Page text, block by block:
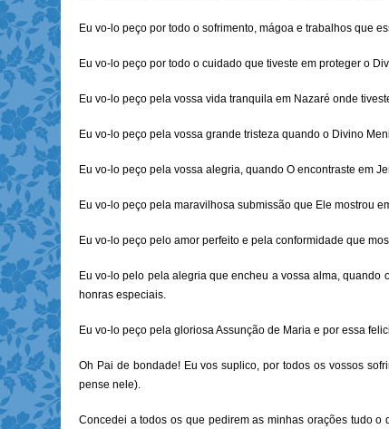
Eu vo-lo peço por todo o sofrimento, mágoa e trabalhos que
Eu vo-lo peço por todo o cuidado que tiveste em proteger o
Eu vo-lo peço pela vossa vida tranquila em Nazaré onde
Eu vo-lo peço pela vossa grande tristeza quando o Divino
Eu vo-lo peço pela vossa alegria, quando O encontraste em
Eu vo-lo peço pela maravilhosa submissão que Ele mostrou
Eu vo-lo peço pelo amor perfeito e pela conformidade que
Eu vo-lo pelo pela alegria que encheu a vossa alma,
honras especiais.
Eu vo-lo peço pela gloriosa Assunção de Maria e por essa
Oh Pai de bondade! Eu vos suplico, por todos os vossos
pense nele).
Concedei a todos os que pedirem as minhas orações tudo